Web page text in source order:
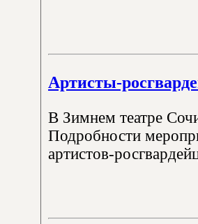
Артисты-
В Зимнем театре
Подробности
артистов-